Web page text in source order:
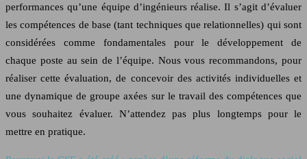
performances qu’une équipe d’ingénieurs réalise. Il s’agit d’évaluer
les compétences de base (tant techniques que relationnelles) qui sont
considérées comme fondamentales pour le développement de
chaque poste au sein de l’équipe. Nous vous recommandons, pour
réaliser cette évaluation, de concevoir des activités individuelles et
une dynamique de groupe axées sur le travail des compétences que
vous souhaitez évaluer. N’attendez pas plus longtemps pour le
mettre en pratique.